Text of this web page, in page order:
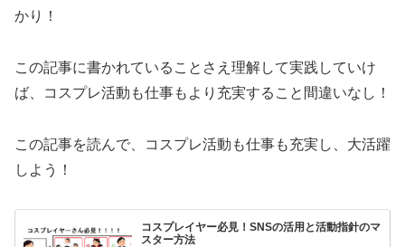
かり！
この記事に書かれていることさえ理解して実践していけ
ば、
コスプレ活動も仕事もより充実すること間違いなし！
この記事を読んで、コスプレ活動も仕事も充実し、 大活躍
しよう！
コスプレイヤー必見！SNSの活用と活動指針のマ
スター方法